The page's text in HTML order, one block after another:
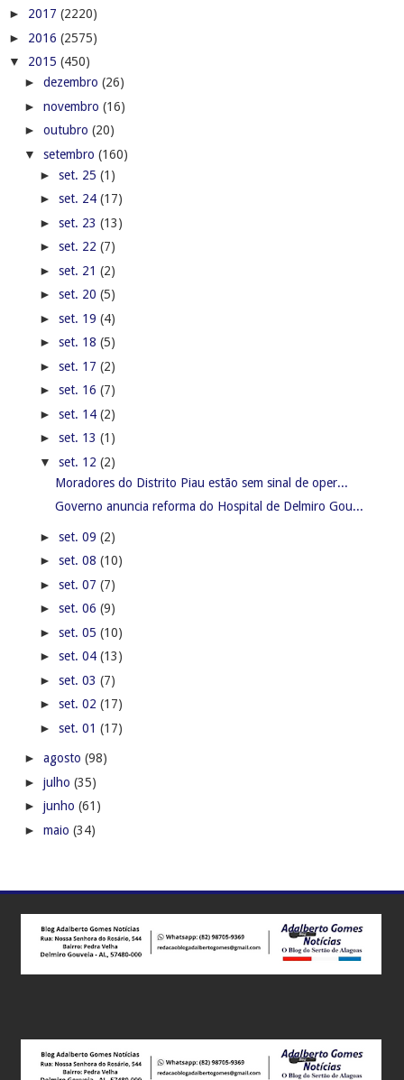
► 2017 (2220)
► 2016 (2575)
▼ 2015 (450)
► dezembro (26)
► novembro (16)
► outubro (20)
▼ setembro (160)
► set. 25 (1)
► set. 24 (17)
► set. 23 (13)
► set. 22 (7)
► set. 21 (2)
► set. 20 (5)
► set. 19 (4)
► set. 18 (5)
► set. 17 (2)
► set. 16 (7)
► set. 14 (2)
► set. 13 (1)
▼ set. 12 (2)
Moradores do Distrito Piau estão sem sinal de oper...
Governo anuncia reforma do Hospital de Delmiro Gou...
► set. 09 (2)
► set. 08 (10)
► set. 07 (7)
► set. 06 (9)
► set. 05 (10)
► set. 04 (13)
► set. 03 (7)
► set. 02 (17)
► set. 01 (17)
► agosto (98)
► julho (35)
► junho (61)
► maio (34)